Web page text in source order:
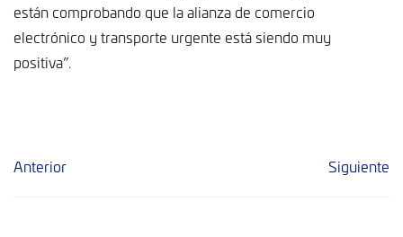
están comprobando que la alianza de comercio
electrónico y transporte urgente está siendo muy
positiva”.
Anterior Siguiente